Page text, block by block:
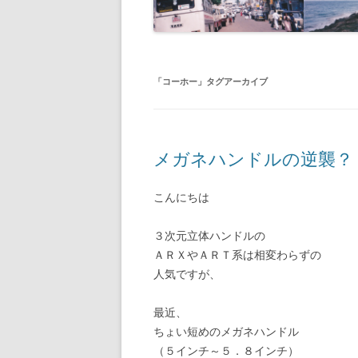
「コーホー 」タグアーカイブ
メガネハンドルの逆襲？
こんにちは
３次元立体ハンドルの
ＡＲＸやＡＲＴ系は相変わらずの
人気ですが、
最近、
ちょい短めのメガネハンドル
（５インチ～５．８インチ）